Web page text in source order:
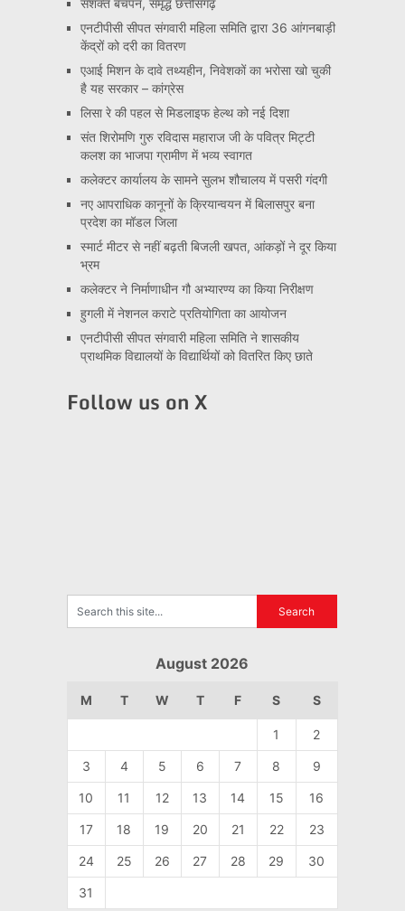
सशक्त बचपन, समृद्ध छत्तीसगढ़
एनटीपीसी सीपत संगवारी महिला समिति द्वारा 36 आंगनबाड़ी
केंद्रों को दरी का वितरण
एआई मिशन के दावे तथ्यहीन, निवेशकों का भरोसा खो चुकी
है यह सरकार – कांग्रेस
लिसा रे की पहल से मिडलाइफ हेल्थ को नई दिशा
संत शिरोमणि गुरु रविदास महाराज जी के पवित्र मिट्टी
कलश का भाजपा ग्रामीण में भव्य स्वागत
कलेक्टर कार्यालय के सामने सुलभ शौचालय में पसरी गंदगी
नए आपराधिक कानूनों के क्रियान्वयन में बिलासपुर बना
प्रदेश का मॉडल जिला
स्मार्ट मीटर से नहीं बढ़ती बिजली खपत, आंकड़ों ने दूर किया
भ्रम
कलेक्टर ने निर्माणाधीन गौ अभ्यारण्य का किया निरीक्षण
हुगली में नेशनल कराटे प्रतियोगिता का आयोजन
एनटीपीसी सीपत संगवारी महिला समिति ने शासकीय
प्राथमिक विद्यालयों के विद्यार्थियों को वितरित किए छाते
Follow us on X
August 2026
M T W T F S S
1 2
3 4 5 6 7 8 9
10 11 12 13 14 15 16
17 18 19 20 21 22 23
24 25 26 27 28 29 30
31